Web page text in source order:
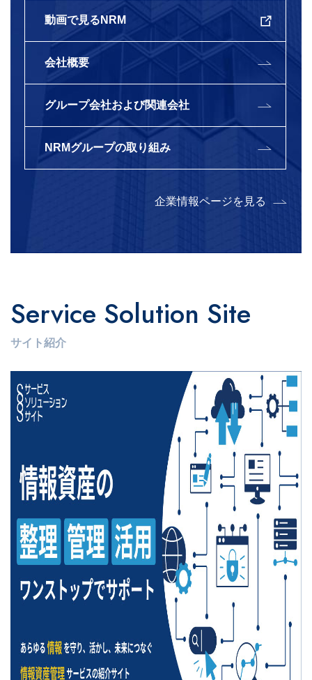
動画で見るNRM
会社概要
グループ会社および関連会社
NRMグループの取り組み
企業情報ページを見る
Service Solution Site
サイト紹介